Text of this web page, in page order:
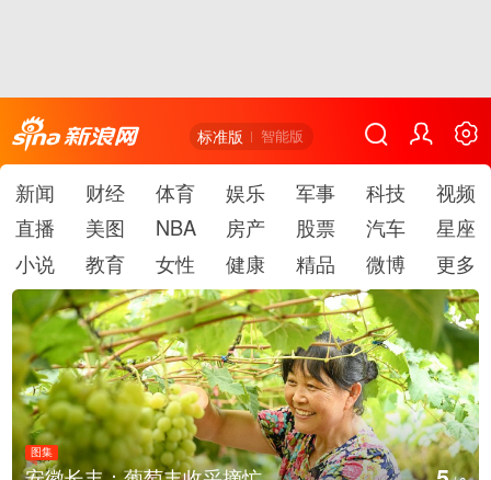
标准版 智能版
新闻 财经 体育 娱乐 军事 科技
视频
直播
美图 NBA 房产 股票 汽车
星座
小说
教育 女性 健康 精品 微博 更多
图集